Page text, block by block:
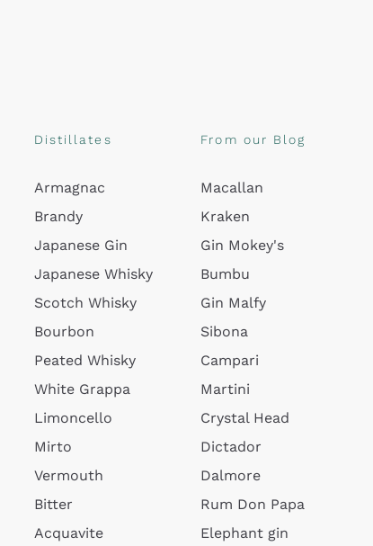
Distillates
Armagnac
Brandy
Japanese Gin
Japanese Whisky
Scotch Whisky
Bourbon
Peated Whisky
White Grappa
Limoncello
Mirto
Vermouth
Bitter
Acquavite
From our Blog
Macallan
Kraken
Gin Mokey's
Bumbu
Gin Malfy
Sibona
Campari
Martini
Crystal Head
Dictador
Dalmore
Rum Don Papa
Elephant gin